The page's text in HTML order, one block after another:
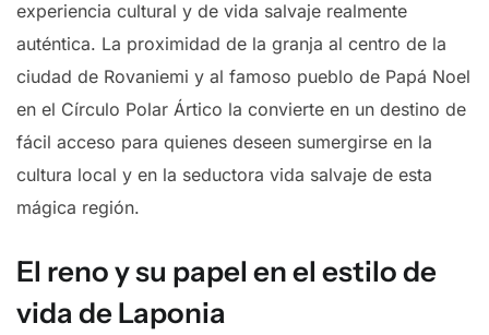
experiencia cultural y de vida salvaje realmente
auténtica. La proximidad de la granja al centro de la
ciudad de Rovaniemi y al famoso pueblo de Papá Noel
en el Círculo Polar Ártico la convierte en un destino de
fácil acceso para quienes deseen sumergirse en la
cultura local y en la seductora vida salvaje de esta
mágica región.
El reno y su papel en el estilo de
vida de Laponia